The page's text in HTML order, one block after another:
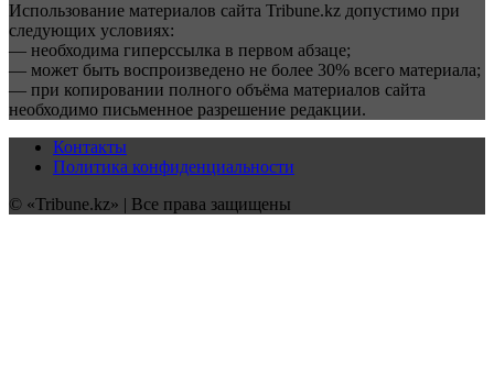
Использование материалов сайта Tribune.kz допустимо при
следующих условиях:
— необходима гиперссылка в первом абзаце;
— может быть воспроизведено не более 30% всего материала;
— при копировании полного объёма материалов сайта
необходимо письменное разрешение редакции.
Контакты
Политика конфиденциальности
© «Tribune.kz» | Все права защищены